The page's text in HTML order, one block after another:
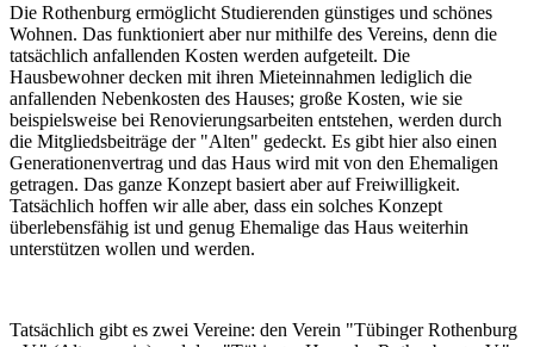
Die Rothenburg ermöglicht Studierenden günstiges und schönes
Wohnen. Das funktioniert aber nur mithilfe des Vereins, denn die
tatsächlich anfallenden Kosten werden aufgeteilt. Die
Hausbewohner decken mit ihren Mieteinnahmen lediglich die
anfallenden Nebenkosten des Hauses; große Kosten, wie sie
beispielsweise bei Renovierungsarbeiten entstehen, werden durch
die Mitgliedsbeiträge der "Alten" gedeckt. Es gibt hier also einen
Generationenvertrag und das Haus wird mit von den Ehemaligen
getragen. Das ganze Konzept basiert aber auf Freiwilligkeit.
Tatsächlich hoffen wir alle aber, dass ein solches Konzept
überlebensfähig ist und genug Ehemalige das Haus weiterhin
unterstützen wollen und werden.
Tatsächlich gibt es zwei Vereine: den Verein "Tübinger Rothenburg